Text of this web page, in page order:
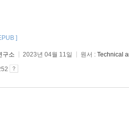
]
구소 2023년 04월 11일 원서 : Technical